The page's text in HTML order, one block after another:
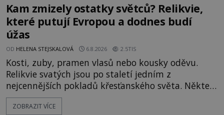
Kam zmizely ostatky světců? Relikvie,
které putují Evropou a dodnes budí
úžas
OD HELENA STEJSKALOVÁ 6.8.2026 2.5TIS
Kosti, zuby, pramen vlasů nebo kousky oděvu.
Relikvie svatých jsou po staletí jedním z
nejcennějších pokladů křesťanského světa. Některé
mají pečlivě doloženou historii, jiné provází
záhady, krádeže i nečekané objevy. Jejich osudy
ZOBRAZIT VÍCE